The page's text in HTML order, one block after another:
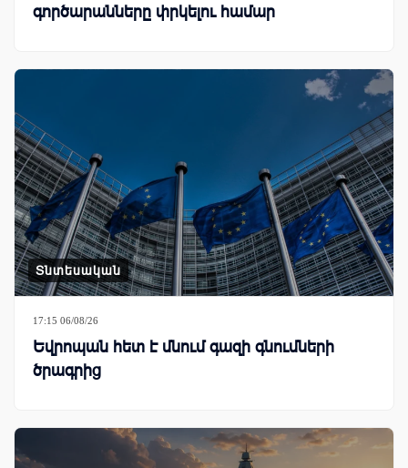
գործարանները փրկելու համար
Տնտեսական
17:15 06/08/26
Եվրոպան հետ է մնում գազի գնումների
ծրագրից